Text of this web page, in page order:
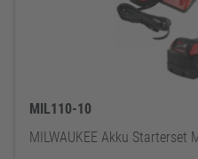
MIL110-10
MILWAUKEE Akku Starterset